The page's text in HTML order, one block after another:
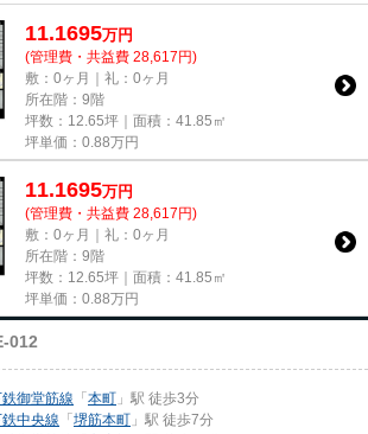
一切...
11.1695万円
(管理費・共益費 28,617円)
敷：0ヶ月｜礼：0ヶ月
所在階：9階
坪数：12.65坪｜面積：41.85㎡
坪単価： 0.88万円
11.1695万円
(管理費・共益費 28,617円)
敷：0ヶ月｜礼：0ヶ月
所在階：9階
坪数：12.65坪｜面積：41.85㎡
坪単価： 0.88万円
012
御堂筋線 「本町 」駅 徒歩3分
中央線 「堺筋本町 」駅 徒歩7分